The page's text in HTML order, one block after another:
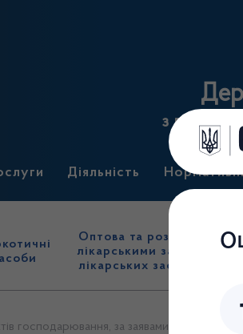
з
Діяльність
Оптова та роздрібна
лікарськими засобами,
лікарських засобів (крім
господарювання, за заявами яких про